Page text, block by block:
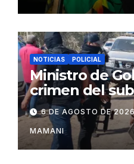
NOTICIAS POLICIAL
Ministro de
crimen del
Salazar con la
Sebastián
6 DE AGOSTO DE
MAMANI